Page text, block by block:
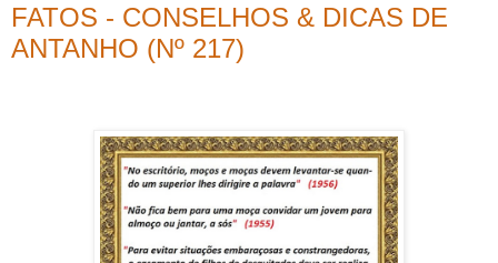
FATOS - CONSELHOS & DICAS DE
ANTANHO (Nº 217)